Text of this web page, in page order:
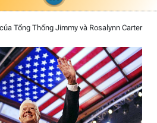
Tổng Thống Jimmy và Rosalynn Carter